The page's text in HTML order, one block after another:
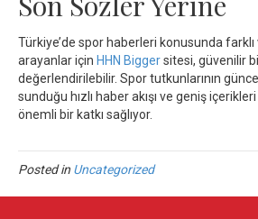
Türkiye’de spor haberleri konusunda
arayanlar için HHN Biggersitesi, güvenilir
değerlendirilebilir. Spor tutkunlarının
sunduğu hızlı haber akışı ve geniş
önemli bir katkı sağlıyor.
Posted in Uncategorized